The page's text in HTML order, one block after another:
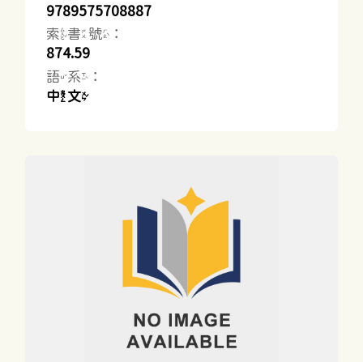
9789575708887
索書號：
874.59
語系：
中文